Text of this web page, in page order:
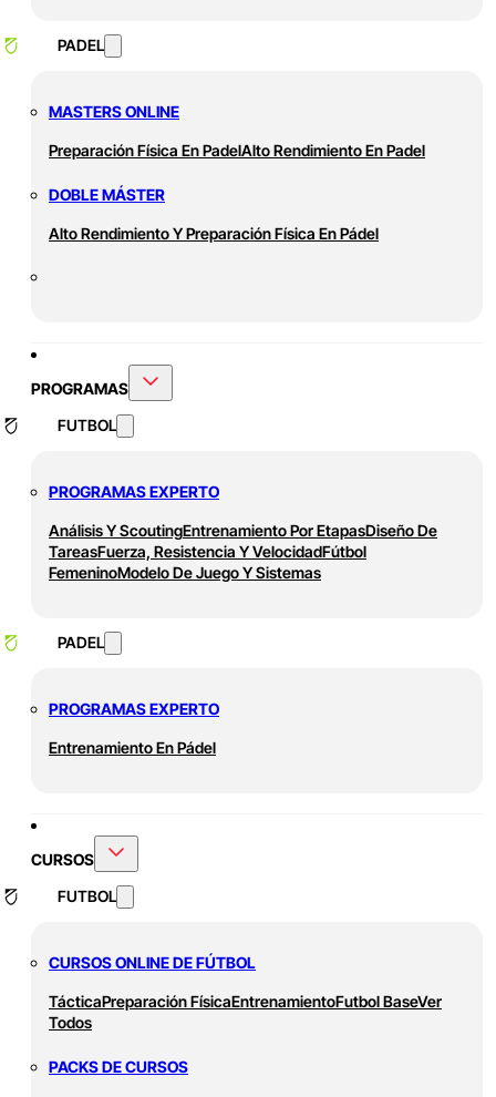
PADEL
MASTERS ONLINE
Preparación Física En PadelAlto Rendimiento En Padel
DOBLE MÁSTER
Alto Rendimiento Y Preparación Física En Pádel
PROGRAMAS
FUTBOL
PROGRAMAS EXPERTO
Análisis Y ScoutingEntrenamiento Por EtapasDiseño De
TareasFuerza, Resistencia Y VelocidadFútbol
FemeninoModelo De Juego Y Sistemas
PADEL
PROGRAMAS EXPERTO
Entrenamiento En Pádel
CURSOS
FUTBOL
CURSOS ONLINE DE FÚTBOL
TácticaPreparación FísicaEntrenamientoFutbol BaseVer
Todos
PACKS DE CURSOS